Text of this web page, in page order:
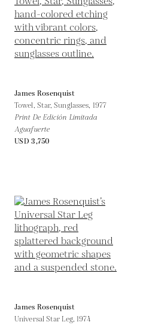
James Rosenquist
Towel, Star, Sunglasses, 1977
Print De Edición Limitada
Aguafuerte
USD 3,750
James Rosenquist
Universal Star Leg, 1974